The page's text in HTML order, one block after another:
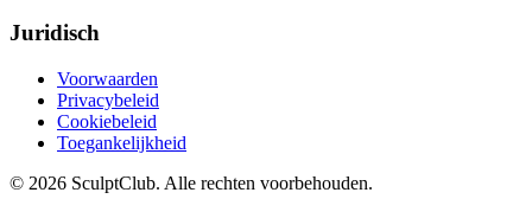
Juridisch
Voorwaarden
Privacybeleid
Cookiebeleid
Toegankelijkheid
© 2026 SculptClub. Alle rechten voorbehouden.